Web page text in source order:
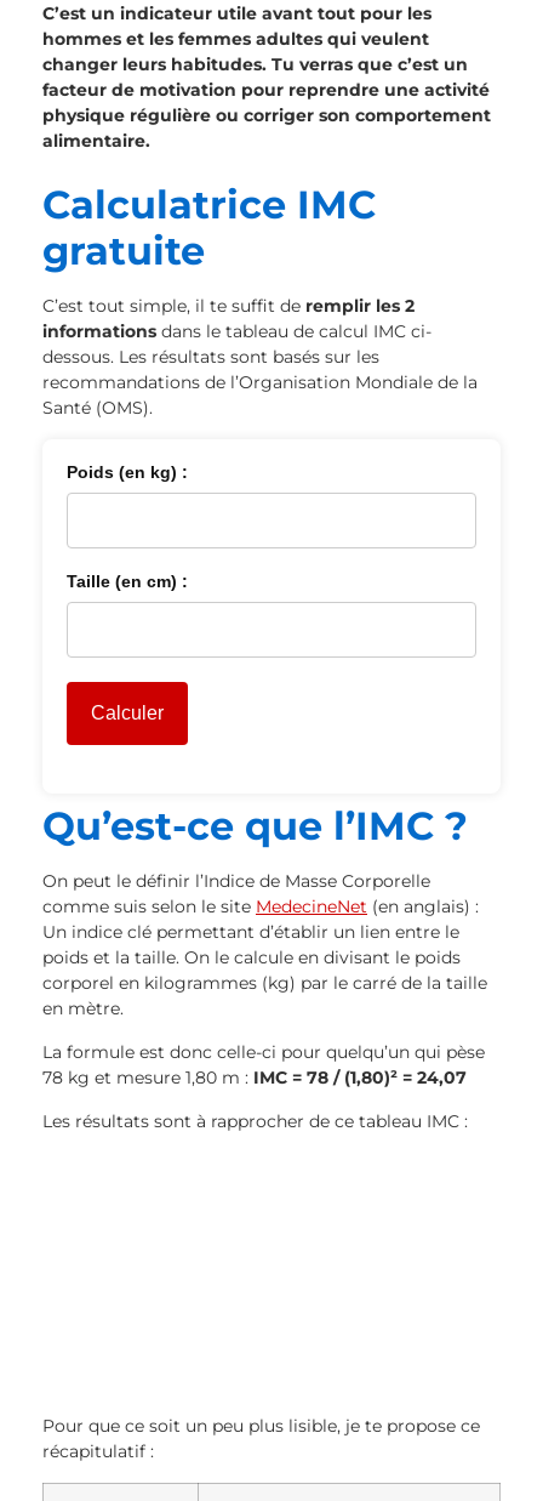
C’est un indicateur utile avant tout pour les
hommes et les femmes adultes qui veulent
changer leurs habitudes. Tu verras que c’est un
facteur de motivation pour reprendre une activité
physique régulière ou corriger son comportement
alimentaire.
Calculatrice IMC
gratuite
C’est tout simple, il te suffit de remplir les 2
informations dans le tableau de calcul IMC ci-
dessous. Les résultats sont basés sur les
recommandations de l’Organisation Mondiale de la
Santé (OMS).
Poids (en kg) :
Taille (en cm) :
Calculer
Qu’est-ce que l’IMC ?
On peut le définir l’Indice de Masse Corporelle
comme suis selon le site MedecineNet (en anglais) :
Un indice clé permettant d’établir un lien entre le
poids et la taille. On le calcule en divisant le poids
corporel en kilogrammes (kg) par le carré de la taille
en mètre.
La formule est donc celle-ci pour quelqu’un qui pèse
78 kg et mesure 1,80 m : IMC = 78 / (1,80)² = 24,07
Les résultats sont à rapprocher de ce tableau IMC :
Pour que ce soit un peu plus lisible, je te propose ce
récapitulatif :